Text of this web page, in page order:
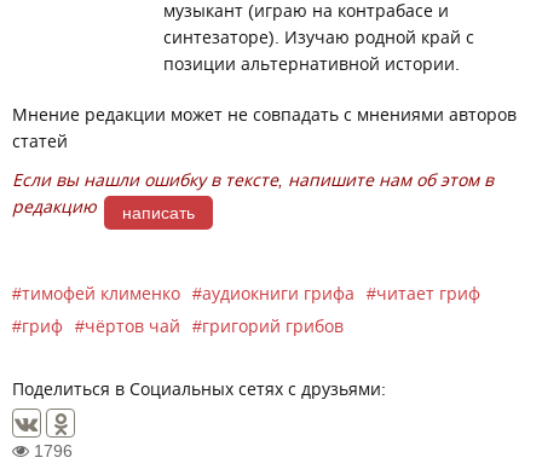
музыкант (играю на контрабасе и
синтезаторе). Изучаю родной край с
позиции альтернативной истории.
Мнение редакции может не совпадать с мнениями авторов
статей
Если вы нашли ошибку в тексте, напишите нам об этом в
редакцию
написать
тимофей клименко аудиокниги грифа
читает гриф
гриф
чёртов чай григорий грибов
Поделиться в Социальных сетях с друзьями:
1796